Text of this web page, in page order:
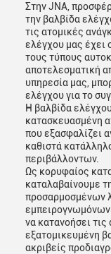
Στην JNA,
την βαλβίδα
τις ατομικές
ελέγχου μας έχει
τους τύπους
αποτελεσματική
υπηρεσία μας,
ελέγχου για το
Η βαλβίδα
κατασκευασμένη
που εξασφαλίζει
καθιστά
περιβάλλοντων.
Ως κορυφαίος
καταλαβαίνουμε
προσαρμοσμένων
εμπειρογνωμόνων
να κατανοήσει τις
εξατομικευμένη
ακριβείς